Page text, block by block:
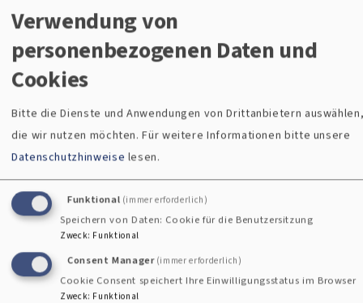
St.Johanneskirche
Am Lehen 22
94249 Bodenmais
Johanneskirche Bodenmais
+
−
i
Verwendung von
personenbezogenen Daten und
Cookies
Bitte die Dienste und Anwendungen von Drittanbietern
die wir nutzen möchten.Für weitere Informationen bitte unsere
Datenschutzhinweise lesen.
Funktional (immer erforderlich)
Speichern von Daten: Cookie für die Benutzersitzung
Zweck: Funktional
Consent Manager (immer erforderlich)
Cookie Consent speichert Ihre Einwilligungsstatus im Browser
Zweck: Funktional